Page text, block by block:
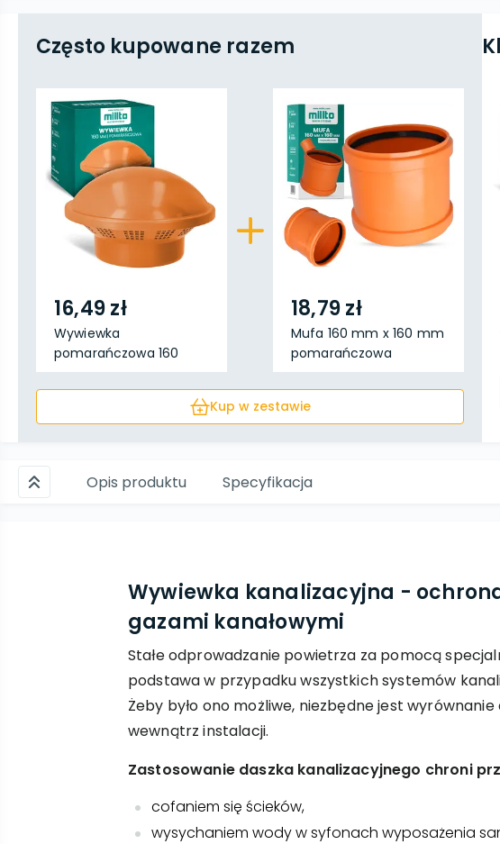
Często kupowane razem
16,49 zł
Wywiewka
pomarańczowa 160
mm
18,79 zł
Mufa 160 mm x 160 mm
pomarańczowa
Kup w zestawie
Opis produktu Specyfikacja
Wywiewka kanalizacyjna -
gazami kanałowymi
Stałe odprowadzanie powietrza za pomocą
podstawa w przypadku wszystkich systemów
Żeby było ono możliwe, niezbędne jest wyrównanie
wewnątrz instalacji.
Zastosowanie daszka kanalizacyjnego chroni
cofaniem się ścieków,
wysychaniem wody w syfonach wyposażenia